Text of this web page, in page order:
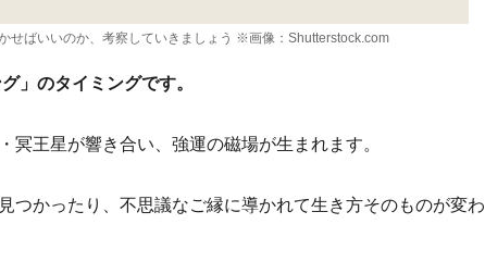
せばいいのか、考察していきましょう ※画像：Shutterstock.com
」のタイミングです。
冥王星が響き合い、強運の磁場が生まれます。
つかったり、不思議なご縁に導かれて生き方そのものが変わ